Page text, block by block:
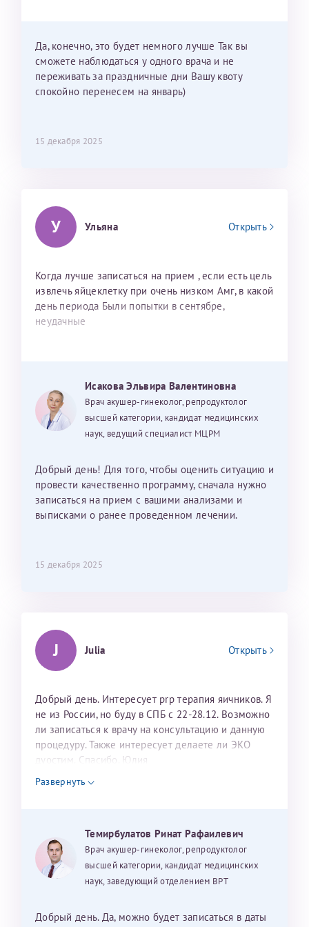
Да, конечно, это будет немного лучше Так вы
сможете наблюдаться у одного врача и не
переживать за праздничные дни Вашу квоту
спокойно перенесем на январь)
15 декабря 2025
У Ульяна Открыть
Когда лучше записаться на прием , если есть цель
извлечь яйцеклетку при очень низком Амг, в какой
день периода Были попытки в сентябре,
неудачные
Исакова Эльвира Валентиновна
Врач акушер-гинеколог, репродуктолог
высшей категории, кандидат медицинских
наук, ведущий специалист МЦРМ
Добрый день! Для того, чтобы оценить ситуацию и
провести качественно программу, сначала нужно
записаться на прием с вашими анализами и
выписками о ранее проведенном лечении.
15 декабря 2025
J Julia Открыть
Добрый день. Интересует prp терапия яичников. Я
не из России, но буду в СПБ с 22-28.12. Возможно
ли записаться к врачу на консультацию и данную
процедуру. Также интересует делаете ли ЭКО
дуостим. Спасибо. Юлия
Развернуть
Темирбулатов Ринат Рафаилевич
Врач акушер-гинеколог, репродуктолог
высшей категории, кандидат медицинских
наук, заведующий отделением ВРТ
Добрый день. Да, можно будет записаться в даты